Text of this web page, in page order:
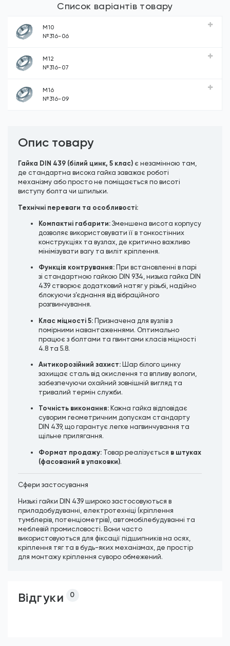
Список варіантів товару
M10
№316-06
M12
№316-07
M16
№316-09
Опис товару
Гайка DIN 439 (білий цинк, 5 клас) є незамінною там,
де стандартна висока гайка заважає роботі
механізму або просто не поміщається по висоті
виступу болта чи шпильки.
Технічні переваги та особливості:
Компактні габарити: Зменшена висота корпусу
дозволяє використовувати її в тонкостінних
конструкціях та вузлах, де критично важливо
мінімізувати вагу та виліт кріплення.
Функція контрування: При встановленні в парі
зі стандартною гайкою DIN 934, низька гайка DIN
439 створює додатковий натяг у різьбі, надійно
блокуючи з’єднання від вібраційного
розгвинчування.
Клас міцності 5: Призначена для вузлів з
помірними навантаженнями. Оптимально
працює з болтами та гвинтами класів міцності
4.8 та 5.8.
Антикорозійний захист: Шар білого цинку
захищає сталь від окислення та впливу вологи,
забезпечуючи охайний зовнішній вигляд та
тривалий термін служби.
Точність виконання: Кожна гайка відповідає
суворим геометричним допускам стандарту
DIN 439, що гарантує легке нагвинчування та
щільне прилягання.
Формат продажу: Товар реалізується в штуках
(фасований в упаковки).
Сфери застосування
Низькі гайки DIN 439 широко застосовуються в
приладобудуванні, електротехніці (кріплення
тумблерів, потенціометрів), автомобілебудуванні та
меблевій промисловості. Вони часто
використовуються для фіксації підшипників на осях,
кріплення тяг та в будь-яких механізмах, де простір
для монтажу кріплення суворо обмежений.
Відгуки 0